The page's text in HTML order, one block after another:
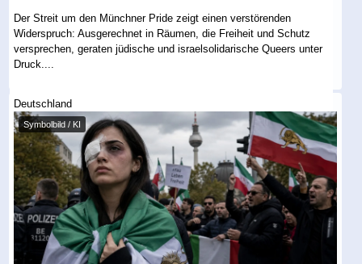
Der Streit um den Münchner Pride zeigt einen verstörenden
Widerspruch: Ausgerechnet in Räumen, die Freiheit und Schutz
versprechen, geraten jüdische und israelsolidarische Queers unter
Druck....
Deutschland
Symbolbild / KI